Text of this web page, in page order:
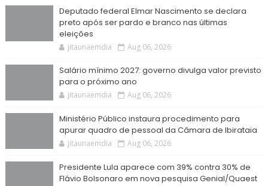
Deputado federal Elmar Nascimento se declara
preto após ser pardo e branco nas últimas
eleições
jitaunaemdia Aug 06, 2026
Salário mínimo 2027: governo divulga valor previsto
para o próximo ano
jitaunaemdia Aug 06, 2026
Ministério Público instaura procedimento para
apurar quadro de pessoal da Câmara de Ibirataia
jitaunaemdia Aug 06, 2026
Presidente Lula aparece com 39% contra 30% de
Flávio Bolsonaro em nova pesquisa Genial/Quaest